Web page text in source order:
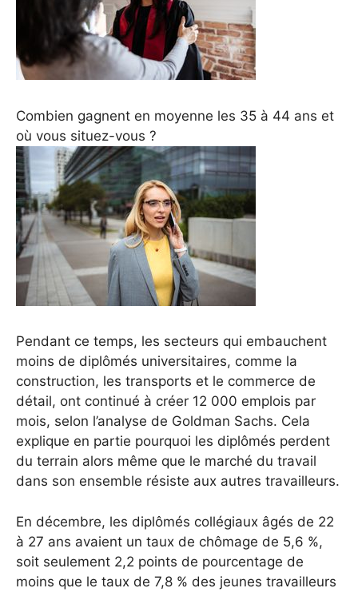
Combien gagnent en moyenne les 35 à 44 ans et
où vous situez-vous ?
Pendant ce temps, les secteurs qui embauchent
moins de diplômés universitaires, comme la
construction, les transports et le commerce de
détail, ont continué à créer 12 000 emplois par
mois, selon l’analyse de Goldman Sachs. Cela
explique en partie pourquoi les diplômés perdent
du terrain alors même que le marché du travail
dans son ensemble résiste aux autres travailleurs.
En décembre, les diplômés collégiaux âgés de 22
à 27 ans avaient un taux de chômage de 5,6 %,
soit seulement 2,2 points de pourcentage de
moins que le taux de 7,8 % des jeunes travailleurs